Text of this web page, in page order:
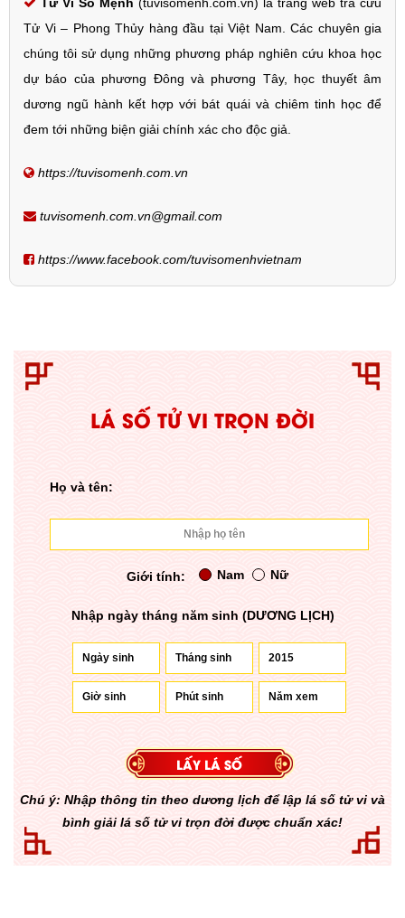
Tử Vi – Phong Thủy hàng đầu tại Việt Nam. Các chuyên gia
chúng tôi sử dụng những phương pháp nghiên cứu khoa học
dự báo của phương Đông và phương Tây, học thuyết âm
dương ngũ hành kết hợp với bát quái và chiêm tinh học để
đem tới những biện giải chính xác cho độc giả.
https://tuvisomenh.com.vn
tuvisomenh.com.vn@gmail.com
https://www.facebook.com/tuvisomenhvietnam
LÁ SỐ TỬ VI TRỌN ĐỜI
Họ và tên:
Giới tính: Nam Nữ
Nhập ngày tháng năm sinh (DƯƠNG LỊCH)
Chú ý: Nhập thông tin theo dương lịch để lập lá số tử vi và
bình giải lá số tử vi trọn đời được chuẩn xác!